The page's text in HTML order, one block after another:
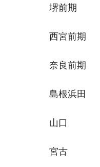
堺前期
西宮前期
奈良前期
島根浜田
山口
宮古